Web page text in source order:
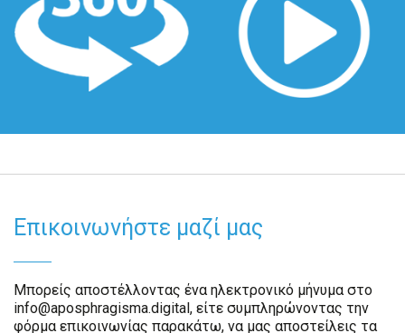
Επικοινωνήστε μαζί μας
Μπορείς αποστέλλοντας ένα ηλεκτρονικό μήνυμα στο
info@aposphragisma.digital, είτε συμπληρώνοντας την
φόρμα επικοινωνίας παρακάτω, να μας αποστείλεις τα